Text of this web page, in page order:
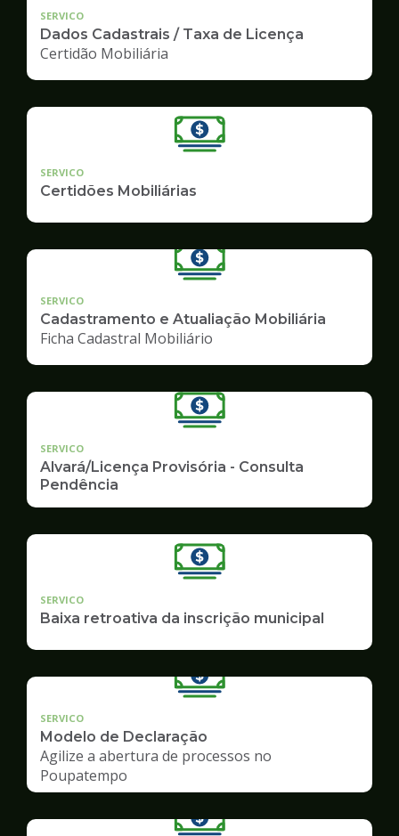
SERVICO
Dados Cadastrais / Taxa de Licença
Certidão Mobiliária
SERVICO
Certidões Mobiliárias
SERVICO
Cadastramento e Atualiação Mobiliária
Ficha Cadastral Mobiliário
SERVICO
Alvará/Licença Provisória - Consulta
Pendência
SERVICO
Baixa retroativa da inscrição municipal
SERVICO
Modelo de Declaração
Agilize a abertura de processos no
Poupatempo